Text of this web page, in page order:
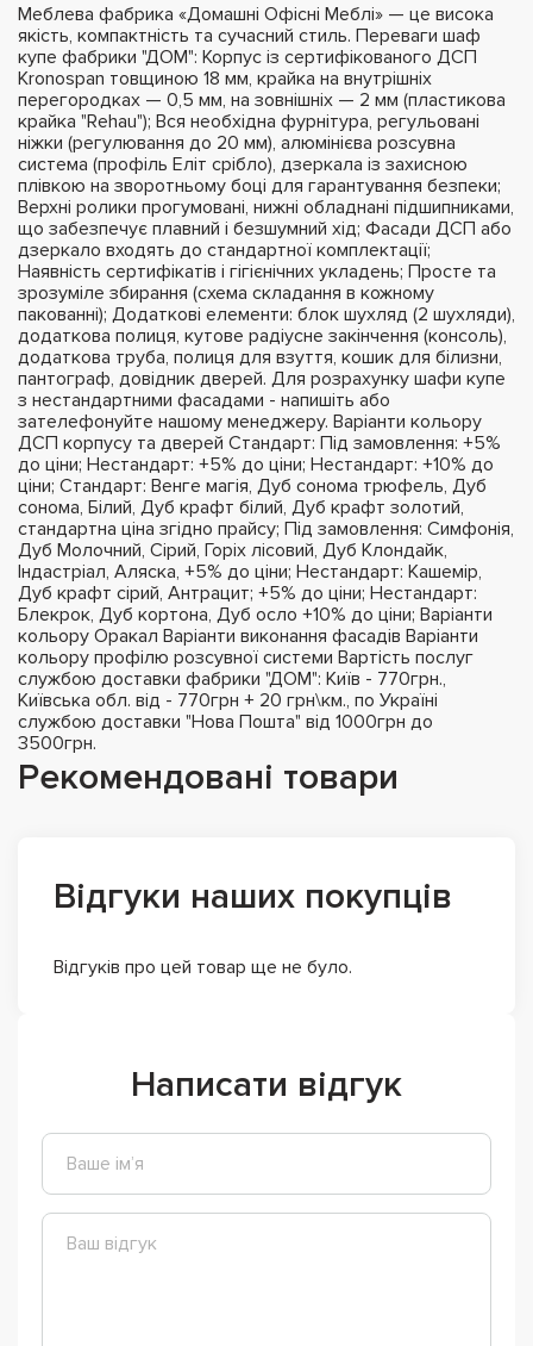
Меблева фабрика «Домашні Офісні Меблі» — це висока
якість, компактність та сучасний стиль. Переваги шаф
купе фабрики "ДОМ": Корпус із сертифікованого ДСП
Kronospan товщиною 18 мм, крайка на внутрішніх
перегородках — 0,5 мм, на зовнішніх — 2 мм (пластикова
крайка "Rehau"); Вся необхідна фурнітура, регульовані
ніжки (регулювання до 20 мм), алюмінієва розсувна
система (профіль Еліт срібло), дзеркала із захисною
плівкою на зворотньому боці для гарантування безпеки;
Верхні ролики прогумовані, нижні обладнані підшипниками,
що забезпечує плавний і безшумний хід; Фасади ДСП або
дзеркало входять до стандартної комплектації;
Наявність сертифікатів і гігієнічних укладень; Просте та
зрозуміле збирання (схема складання в кожному
пакованні); Додаткові елементи: блок шухляд (2 шухляди),
додаткова полиця, кутове радіусне закінчення (консоль),
додаткова труба, полиця для взуття, кошик для білизни,
пантограф, довідник дверей. Для розрахунку шафи купе
з нестандартними фасадами - напишіть або
зателефонуйте нашому менеджеру. Варіанти кольору
ДСП корпусу та дверей Стандарт: Під замовлення: +5%
до ціни; Нестандарт: +5% до ціни; Нестандарт: +10% до
ціни; Стандарт: Венге магія, Дуб сонома трюфель, Дуб
сонома, Білий, Дуб крафт білий, Дуб крафт золотий,
стандартна ціна згідно прайсу; Під замовлення: Симфонія,
Дуб Молочний, Сірий, Горіх лісовий, Дуб Клондайк,
Індастріал, Аляска, +5% до ціни; Нестандарт: Кашемір,
Дуб крафт сірий, Антрацит; +5% до ціни; Нестандарт:
Блекрок, Дуб кортона, Дуб осло +10% до ціни; Варіанти
кольору Оракал Варіанти виконання фасадів Варіанти
кольору профілю розсувної системи Вартість послуг
службою доставки фабрики "ДОМ": Київ - 770грн.,
Київська обл. від - 770грн + 20 грн\км., по Україні
службою доставки "Нова Пошта" від 1000грн до
3500грн.
Рекомендовані товари
Відгуки наших покупців
Відгуків про цей товар ще не було.
Написати відгук